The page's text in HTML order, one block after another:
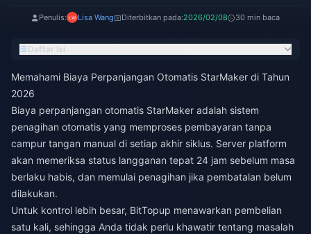
Penulis: Lisa Wang Diterbitkan pada:2026/02/08 30 min baca
Daftar Isi
Memahami Biaya Perpanjangan Otomatis StarMaker di Tahun
2026
Biaya perpanjangan otomatis StarMaker adalah sistem
penagihan otomatis yang memproses pembayaran tanpa
campur tangan manual di setiap akhir siklus. Server platform
akan memeriksa status langganan tepat 24 jam sebelum masa
berlaku habis, dan memulai penagihan jika pembatalan belum
dilakukan.
Untuk kontrol lebih besar, BitTopup menawarkan pembelian
satu kali, sehingga Anda tidak perlu khawatir tentang masalah